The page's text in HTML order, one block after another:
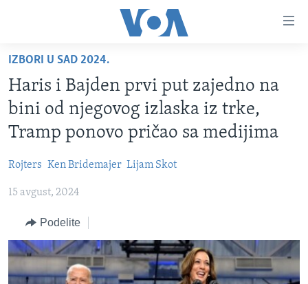
glavni
sadržaj
Idi
na
glavnu
Idi
na
EKONOMIJA
NAUKA I TEHNOLOGIJA
MEDICINA
KULTURA
TV PROGRAM
Learning English
PRATITE NAS
Jezici
IZBORI U SAD 2024.
Haris i Bajden prvi put zajedno na
bini od njegovog izlaska iz trke,
Tramp ponovo pričao sa medijima
Rojters Ken Bridemajer Lijam Skot
15 avgust, 2024
Podelite